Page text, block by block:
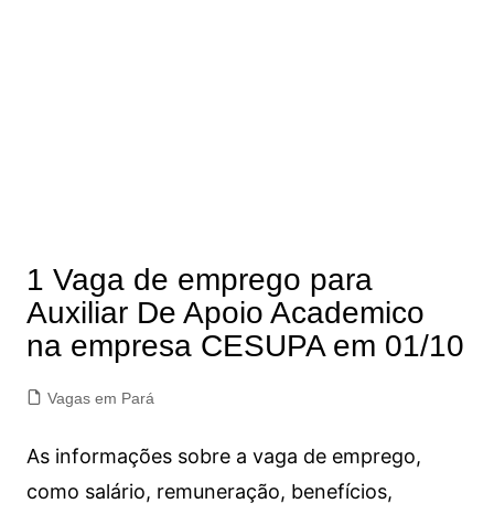
1 Vaga de emprego para
Auxiliar De Apoio Academico
na empresa CESUPA em 01/10
Vagas em Pará
As informações sobre a vaga de emprego,
como salário, remuneração, benefícios,